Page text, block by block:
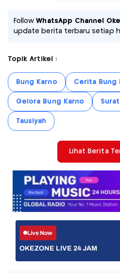
FollowWhatsApp Channel
update berita terbaru setiap
Topik Artikel :
Bung Karno Cerita Bung
Gelora Bung Karno
Tausiyah
Lihat Berita
Live Now
OKEZONE LIVE 24 JAM